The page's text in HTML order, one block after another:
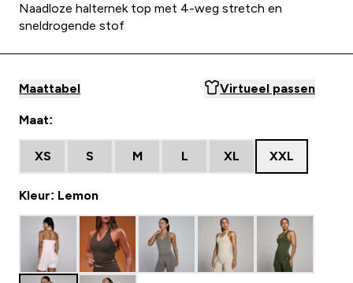
Naadloze halternek top met 4-weg stretch en
sneldrogende stof
Maattabel Virtueel passen
Maat:
XS S M L XL XXL
Kleur: Lemon